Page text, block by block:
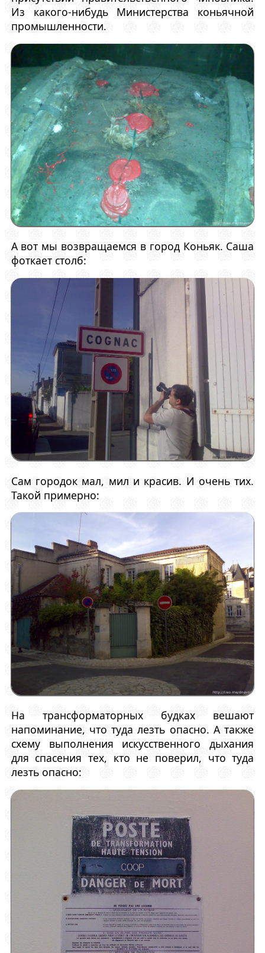
Из какого-нибудь Министерства коньячной
промышленности.
А вот мы возвращаемся в город Коньяк. Саша
фоткает столб:
Сам городок мал, мил и красив. И очень тих.
Такой примерно:
На трансформаторных будках вешают
напоминание, что туда лезть опасно. А также
схему выполнения искусственного дыхания
для спасения тех, кто не поверил, что туда
лезть опасно: